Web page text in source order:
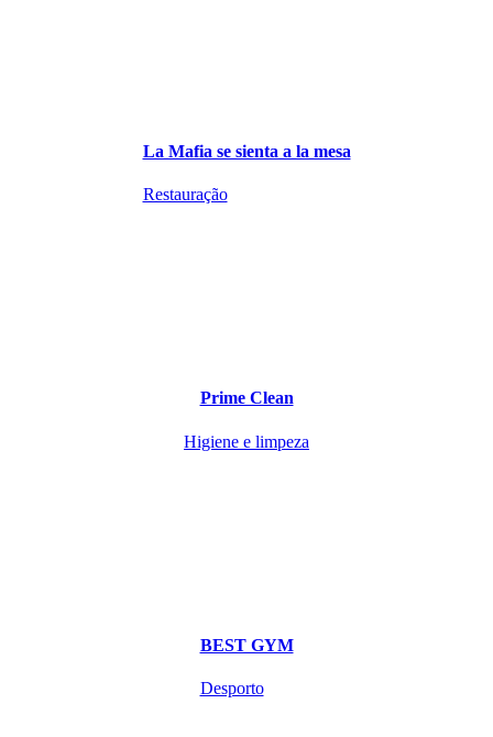
La Mafia se sienta a la mesa
Restauração
Prime Clean
Higiene e limpeza
BEST GYM
Desporto